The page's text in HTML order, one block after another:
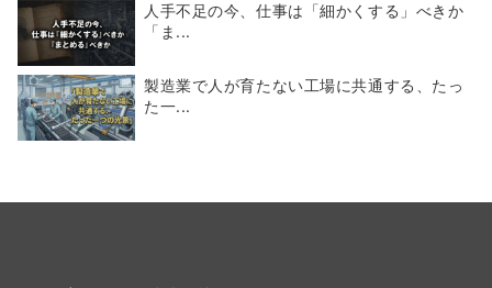
人手不足の今、仕事は「細かくする」べきか
「ま...
製造業で人が育たない工場に共通する、たっ
た一...